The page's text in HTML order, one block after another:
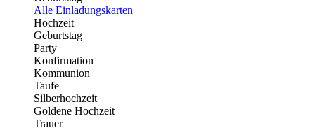
Alle Einladungskarten
Hochzeit
Geburtstag
Party
Konfirmation
Kommunion
Taufe
Silberhochzeit
Goldene Hochzeit
Trauer